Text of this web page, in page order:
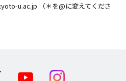
u.ac.jp （＊を@に変えてくださ